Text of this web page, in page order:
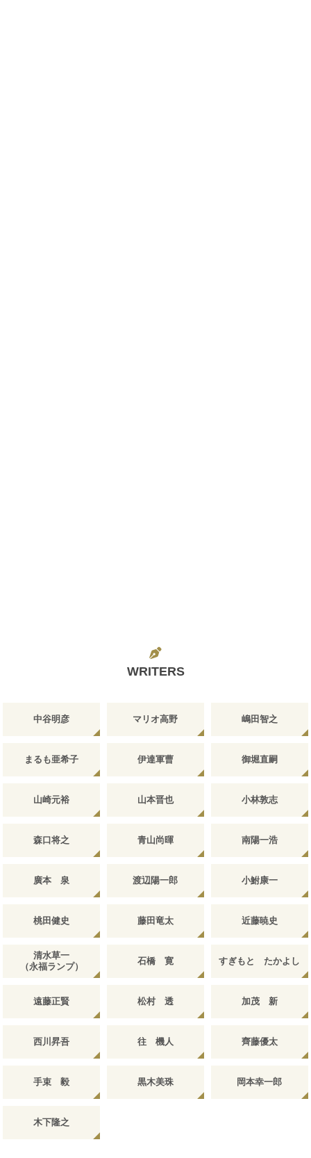
WRITERS
中谷明彦 マリオ高野 嶋田智之
まるも亜希子 伊達軍曹 御堀直嗣
山崎元裕 山本晋也 小林敦志
森口将之 青山尚暉 南陽一浩
廣本 泉 渡辺陽一郎 小鮒康一
桃田健史 藤田竜太 近藤暁史
清水草一
（永福ランプ）
石橋 寛 すぎもと たかよし
遠藤正賢 松村 透 加茂 新
西川昇吾 往 機人 齊藤優太
手束 毅 黒木美珠 岡本幸一郎
木下隆之